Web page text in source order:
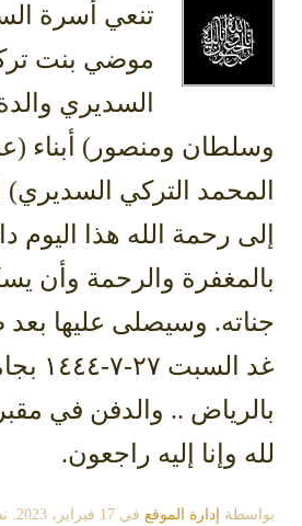
تنعي أسرة
موضي بنت
السديري
وسلطان ومنصور) أبناء
المحمد التركي السديري)
إلى رحمة الله هذا اليوم
بالمغفرة والرحمة وأن
جناته. وسيصلى عليها
غد
بالرياض .. والدفن في
لله وإنا إليه راجعون.
بواسطة إدارة الموقع في 17 فبراير، 2023 .